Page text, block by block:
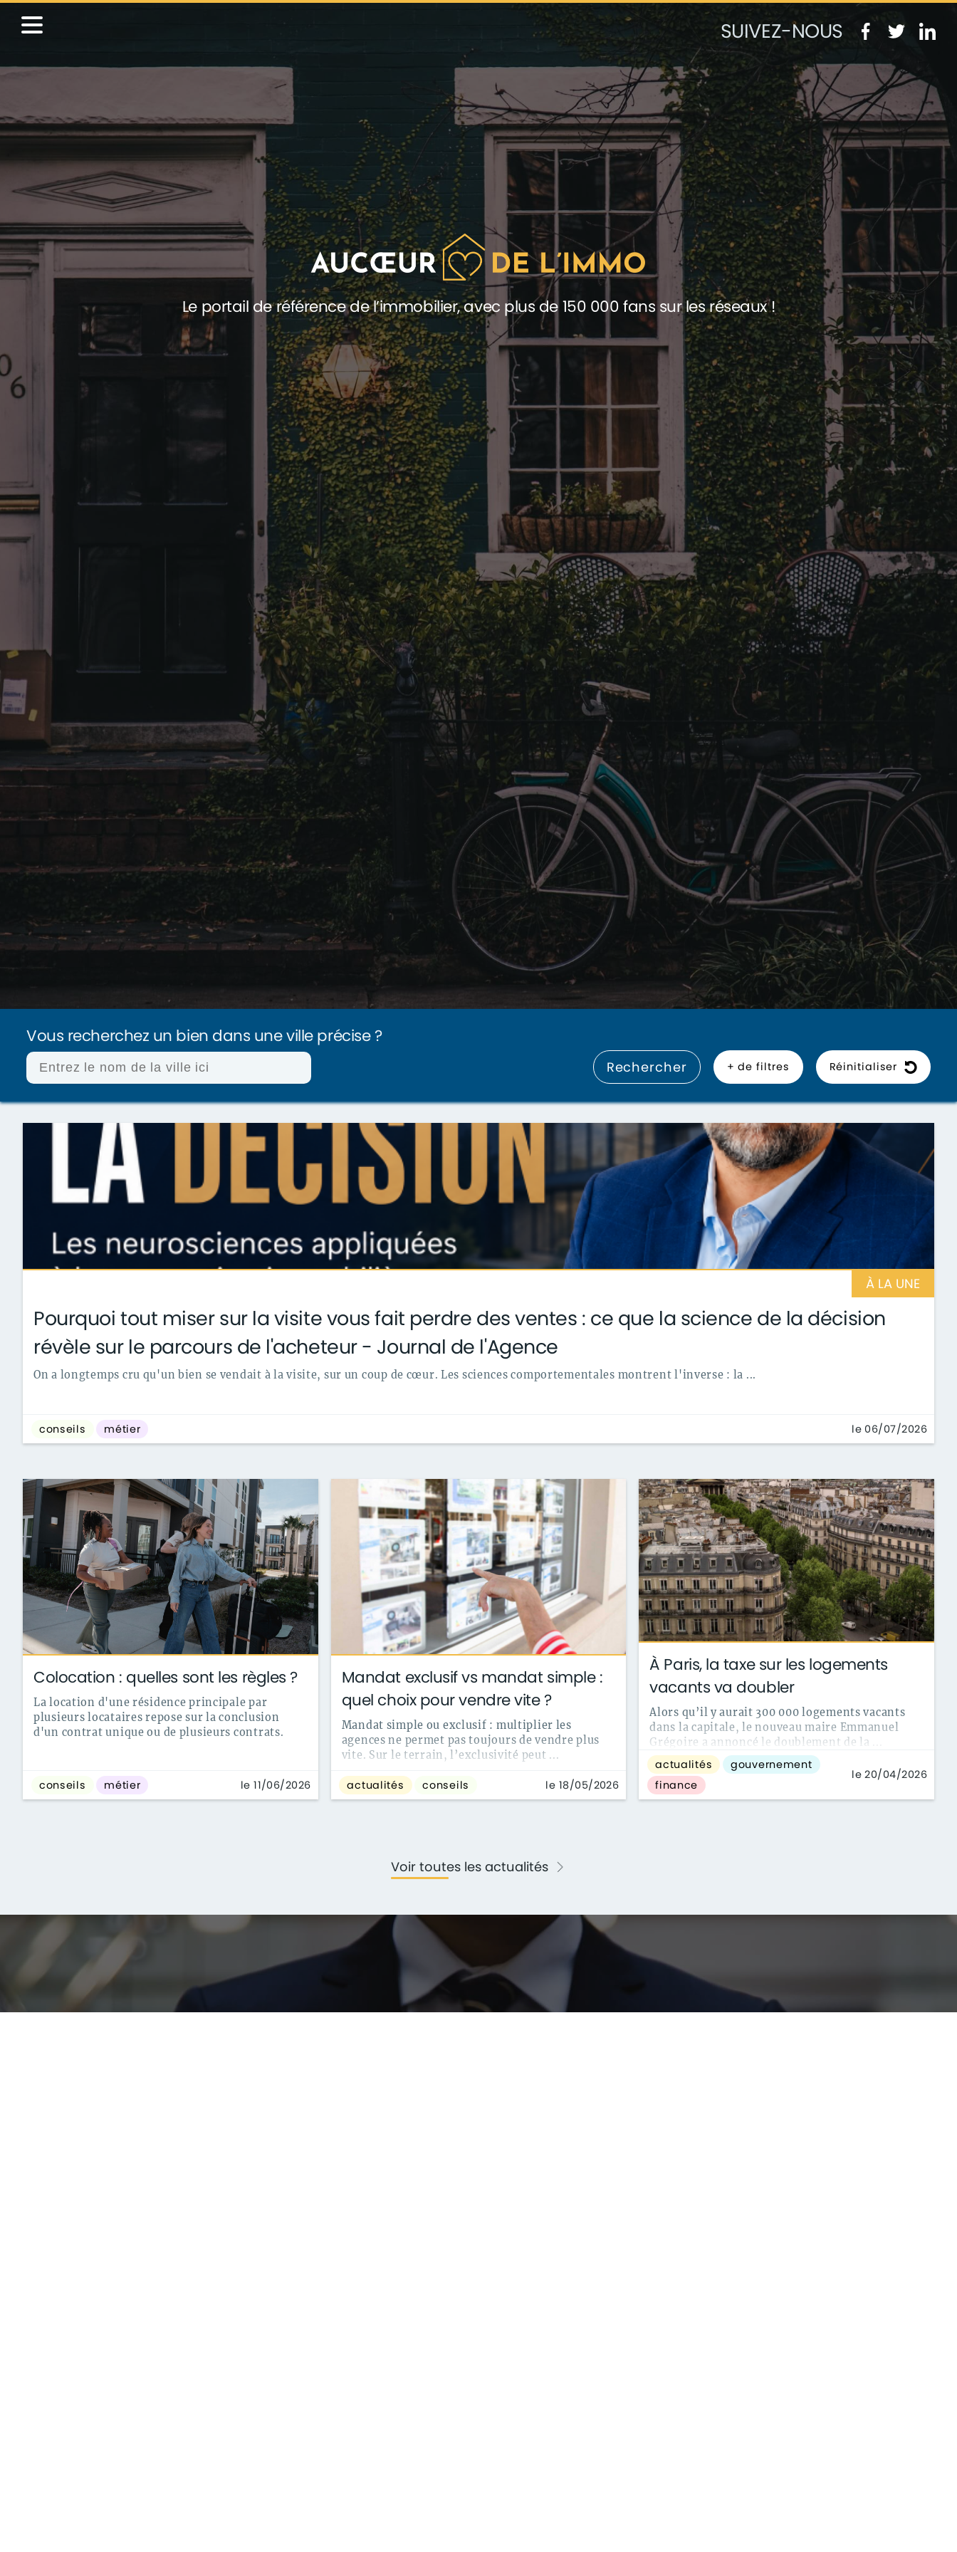
Le portail de référence de l’immobilier, avec plus de 150 000 fans sur les réseaux !
SUIVEZ-NOUS
Vous recherchez un bien dans une villeprécise ?
Rechercher + de filtres Réinitialiser
À LA UNE
Pourquoi tout miser sur la visite vous fait perdre des ventes : ce que la science de la décision
révèle sur le parcours de l'acheteur - Journal de l'Agence
On a longtemps cru qu'un bien se vendait à la visite, sur un coup de cœur. Les sciences comportementales montrent l'inverse : la ...
conseils métier le 06/07/2026
Colocation : quelles sont les règles ?
La location d'une résidence principale par
plusieurs locataires repose sur la conclusion
d'un contrat unique ou de plusieurs contrats.
conseils métier le 11/06/2026
Mandat exclusif vs mandat simple :
quel choix pour vendre vite ?
Mandat simple ou exclusif : multiplier les
agences ne permet pas toujours de vendre plus
vite. Sur le terrain, l’exclusivité peut ...
actualités conseils le 18/05/2026
À Paris, la taxe sur les logements
vacants va doubler
Alors qu’il y aurait 300 000 logements vacants
dans la capitale, le nouveau maire Emmanuel
Grégoire a annoncé le doublement de la ...
actualités
gouvernement
finance
le 20/04/2026
Voir toutes les actualités